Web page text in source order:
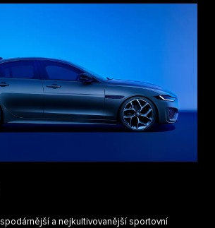
a nejkultivovanější sportovní